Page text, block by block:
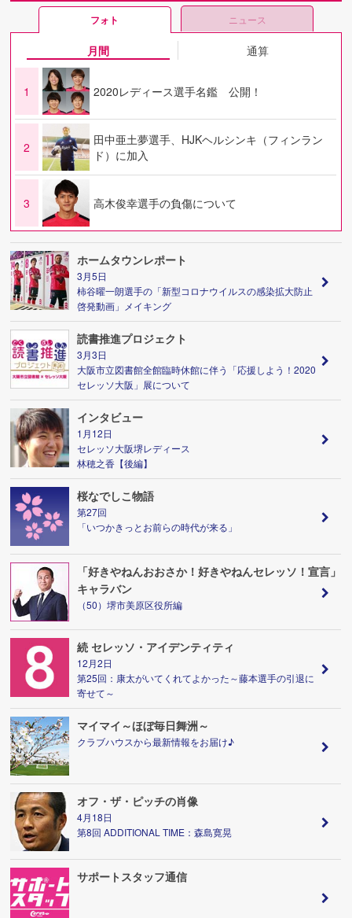
フォト ニュース
月間 通算
1 2020レディース選手名鑑 公開！
2
田中亜土夢選手、HJKヘルシンキ（フィンラン
ド）に加入
3 高木俊幸選手の負傷について
ホームタウンレポート
3月5日
柿谷曜一朗選手の「新型コロナウイルスの感染拡大防止
啓発動画」メイキング
読書推進プロジェクト
3月3日
大阪市立図書館全館臨時休館に伴う「応援しよう！2020
セレッソ大阪」展について
インタビュー
1月12日
セレッソ大阪堺レディース
林穂之香【後編】
桜なでしこ物語
第27回
「いつかきっとお前らの時代が来る」
「好きやねんおおさか！好きやねんセレッソ！宣言」
キャラバン
（50）堺市美原区役所編
続 セレッソ・アイデンティティ
12月2日
第25回：康太がいてくれてよかった～藤本選手の引退に
寄せて～
マイマイ～ほぼ毎日舞洲～
クラブハウスから最新情報をお届け♪
オフ・ザ・ピッチの肖像
4月18日
第8回 ADDITIONAL TIME：森島寛晃
サポートスタッフ通信